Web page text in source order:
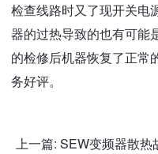
检查线路时又了现开关电
器的过热导致的也有可能
的检修后机器恢复了正常
务好评。
上一篇: SEW变频器散热